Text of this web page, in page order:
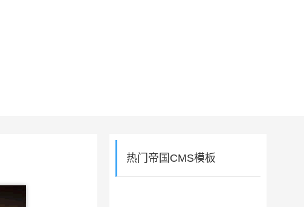
热门帝国CMS模板